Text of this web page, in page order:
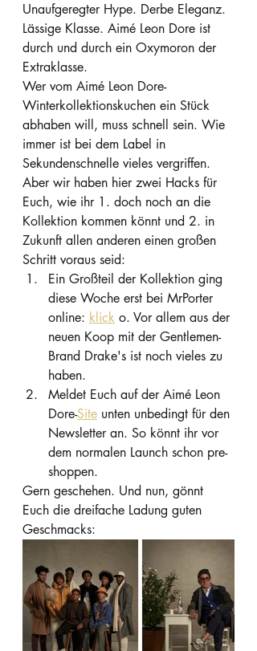
Unaufgeregter Hype. Derbe Eleganz.
Lässige Klasse. Aimé Leon Dore ist
durch und durch ein Oxymoron der
Extraklasse.
Wer vom Aimé Leon Dore-
Winterkollektionskuchen ein Stück
abhaben will, muss schnell sein. Wie
immer ist bei dem Label in
Sekundenschnelle vieles vergriffen.
Aber wir haben hier zwei Hacks für
Euch, wie ihr 1. doch noch an die
Kollektion kommen könnt und 2. in
Zukunft allen anderen einen großen
Schritt voraus seid:
Ein Großteil der Kollektion ging
diese Woche erst bei MrPorter
online: klick o. Vor allem aus der
neuen Koop mit der Gentlemen-
Brand Drake's ist noch vieles zu
haben.
Meldet Euch auf der Aimé Leon
Dore-Site unten unbedingt für den
Newsletter an. So könnt ihr vor
dem normalen Launch schon pre-
shoppen.
Gern geschehen. Und nun, gönnt
Euch die dreifache Ladung guten
Geschmacks: